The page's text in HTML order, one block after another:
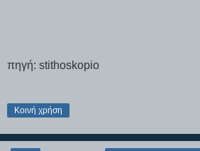
πηγή: stithoskopio
Κοινή χρήση